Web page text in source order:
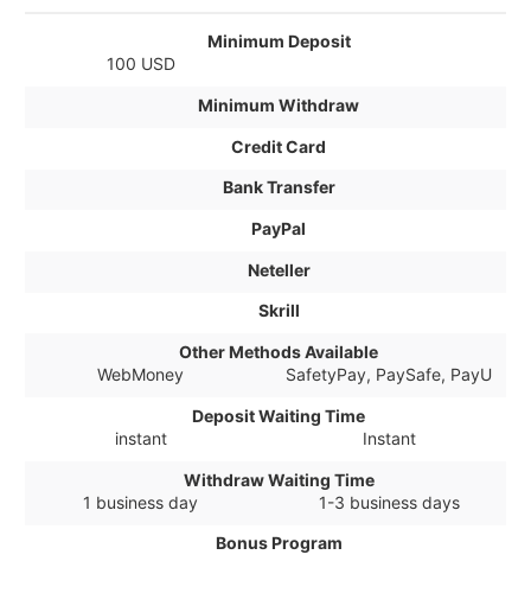
Minimum Deposit
100 USD
Minimum Withdraw
Credit Card
Bank Transfer
PayPal
Neteller
Skrill
Other Methods Available
WebMoney
SafetyPay, PaySafe, PayU
Deposit Waiting Time
instant
Instant
Withdraw Waiting Time
1 business day
1-3 business days
Bonus Program